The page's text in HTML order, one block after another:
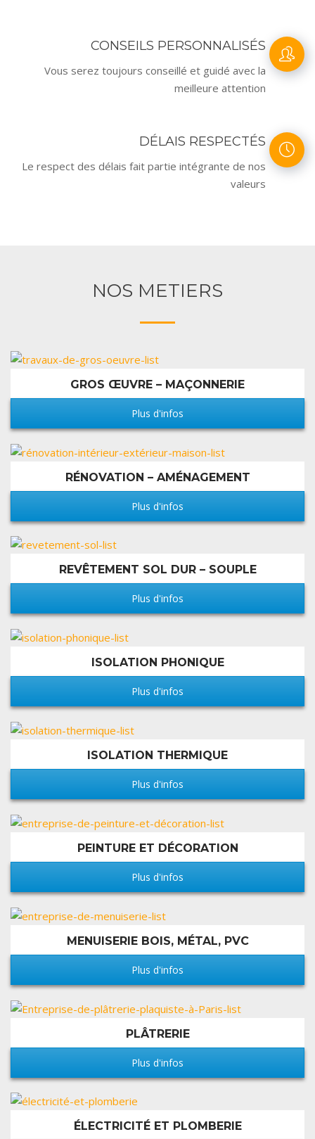
CONSEILS PERSONNALISÉS
Vous serez toujours conseillé et guidé avec la
meilleure attention
DÉLAIS RESPECTÉS
Le respect des délais fait partie intégrante de nos
valeurs
NOS METIERS
GROS ŒUVRE – MAÇONNERIE
Plus d'infos
RÉNOVATION – AMÉNAGEMENT
Plus d'infos
REVÊTEMENT SOL DUR – SOUPLE
Plus d'infos
ISOLATION PHONIQUE
Plus d'infos
ISOLATION THERMIQUE
Plus d'infos
PEINTURE ET DÉCORATION
Plus d'infos
MENUISERIE BOIS, MÉTAL, PVC
Plus d'infos
PLÂTRERIE
Plus d'infos
ÉLECTRICITÉ ET PLOMBERIE